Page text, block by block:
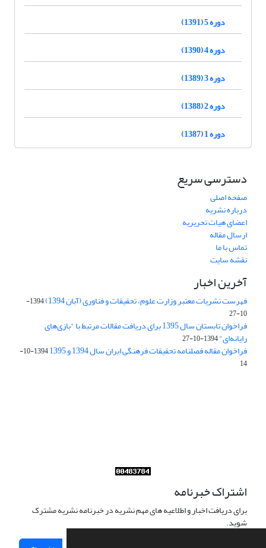
دوره 5 (1391)
دوره 4 (1390)
دوره 3 (1389)
دوره 2 (1388)
دوره 1 (1387)
دسترسی سریع
صفحه اصلی
درباره نشریه
اعضای هیات تحریریه
ارسال مقاله
تماس با ما
نقشه سایت
آخرین اخبار
فهرست نشریات معتبر وزارت علوم، تحقیقات و فناوری (آبان 1394)
1394-
10-27
فراخوان تابستان سال 1395 برای دریافت مقالات مرتبط با "بازی‌های
رایانه‌ای"1394-10-27
فراخوان مقاله فصلنامه تحقیقات فرهنگی ایران سال 1394 و 1395
1394-10-
14
اشتراک خبرنامه
برای دریافت اخبار و اطلاعیه های مهم نشریه در خبرنامه نشریه مشترک
شوید.